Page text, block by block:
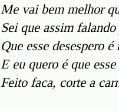
Me vai bem melhor
Sei que assim falando
Que esse desespero
E eu quero é que
Feito faca, corte a